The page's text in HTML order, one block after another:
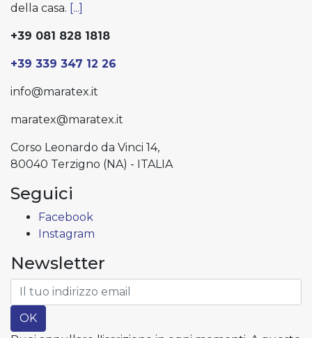
della casa. [...]
+39 081 828 1818
+39 339 347 12 26
info@maratex.it
maratex@maratex.it
Corso Leonardo da Vinci 14,
80040 Terzigno (NA) - ITALIA
Seguici
Facebook
Instagram
Newsletter
OK